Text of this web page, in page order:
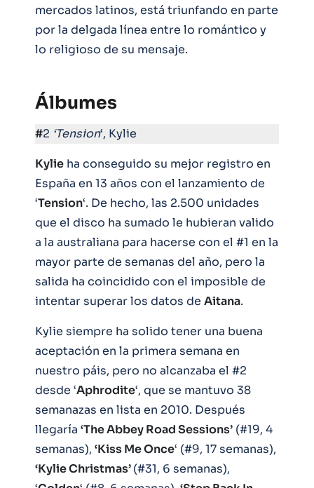
mercados latinos, está triunfando en parte
por la delgada línea entre lo romántico y
lo religioso de su mensaje.
Álbumes
#2 ‘Tension‘, Kylie
Kylie ha conseguido su mejor registro en
España en 13 años con el lanzamiento de
‘Tension‘. De hecho, las 2.500 unidades
que el disco ha sumado le hubieran valido
a la australiana para hacerse con el #1 en la
mayor parte de semanas del año, pero la
salida ha coincidido con el imposible de
intentar superar los datos de Aitana.
Kylie siempre ha solido tener una buena
aceptación en la primera semana en
nuestro páis, pero no alcanzaba el #2
desde ‘Aphrodite‘, que se mantuvo 38
semanazas en lista en 2010. Después
llegaría ‘The Abbey Road Sessions’ (#19, 4
semanas), ‘Kiss Me Once‘ (#9, 17 semanas),
‘Kylie Christmas’(#31, 6 semanas),